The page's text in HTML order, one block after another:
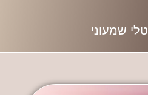
טלי שמעוני